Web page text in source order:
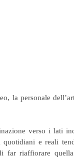
la personale
verso i lati
e reali
far riaffiorare